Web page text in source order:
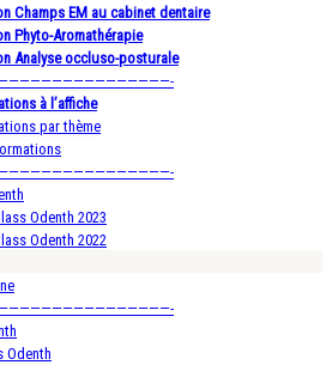
Champs EM au cabinet dentaire
Phyto-Aromathérapie
Analyse occluso-posturale
à l’affiche
par thème
Odenth 2023
Odenth 2022
Odenth